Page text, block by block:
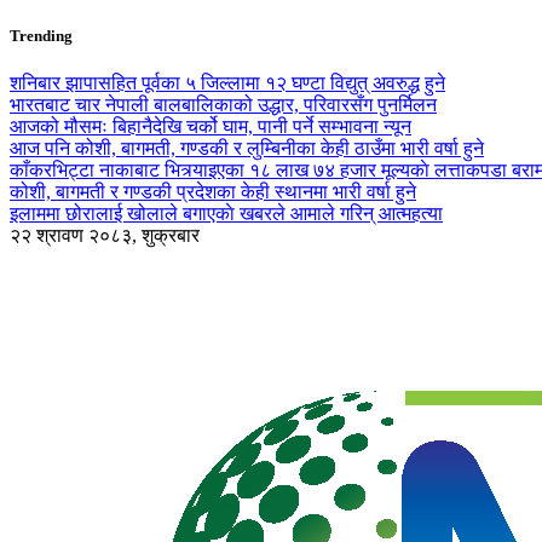
Trending
शनिबार झापासहित पूर्वका ५ जिल्लामा १२ घण्टा विद्युत् अवरुद्ध हुने
भारतबाट चार नेपाली बालबालिकाको उद्धार, परिवारसँग पुनर्मिलन
आजको मौसमः बिहानैदेखि चर्को घाम, पानी पर्ने सम्भावना न्यून
आज पनि कोशी, बागमती, गण्डकी र लुम्बिनीका केही ठाउँमा भारी वर्षा हुने
काँकरभिट्टा नाकाबाट भित्र्याइएका १८ लाख ७४ हजार मूल्यकाे लत्ताकपडा
कोशी, बागमती र गण्डकी प्रदेशका केही स्थानमा भारी वर्षा हुने
इलाममा छोरालाई खोलाले बगाएकाे खबरले आमाले गरिन् आत्महत्या
२२ श्रावण २०८३, शुक्रबार